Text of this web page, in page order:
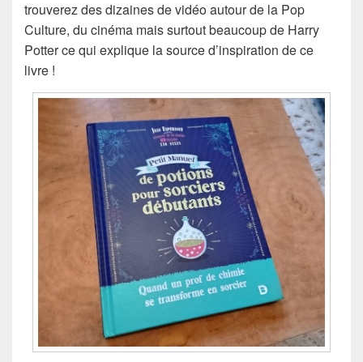
trouverez des dizaines de vidéo autour de la Pop
Culture, du cinéma mais surtout beaucoup de Harry
Potter ce qui explique la source d’inspiration de ce
livre !